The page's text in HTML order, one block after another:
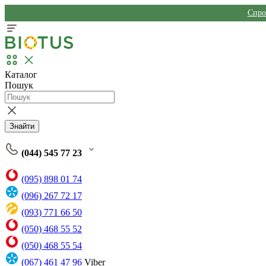
Каталог
Пошук
Знайти
(044) 545 77 23
(095) 898 01 74
(096) 267 72 17
(093) 771 66 50
(050) 468 55 52
(050) 468 55 54
(067) 461 47 96 Viber